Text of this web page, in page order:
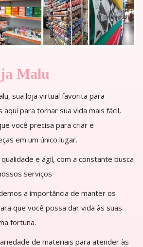
Malu
sua loja virtual favorita para
para tornar sua vida mais fácil,
você precisa para criar e
em um único lugar.
e ágil, com a constante busca
serviços
a importância de manter os
que você possa dar vida às suas
fortuna.
de materiais para atender às